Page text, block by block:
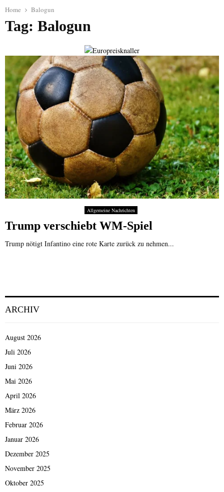
Home Balogun
Tag: Balogun
Allgemeine Nachrichten
Trump verschiebt WM-Spiel
Trump nötigt Infantino eine rote Karte zurück zu nehmen...
ARCHIV
August 2026
Juli 2026
Juni 2026
Mai 2026
April 2026
März 2026
Februar 2026
Januar 2026
Dezember 2025
November 2025
Oktober 2025